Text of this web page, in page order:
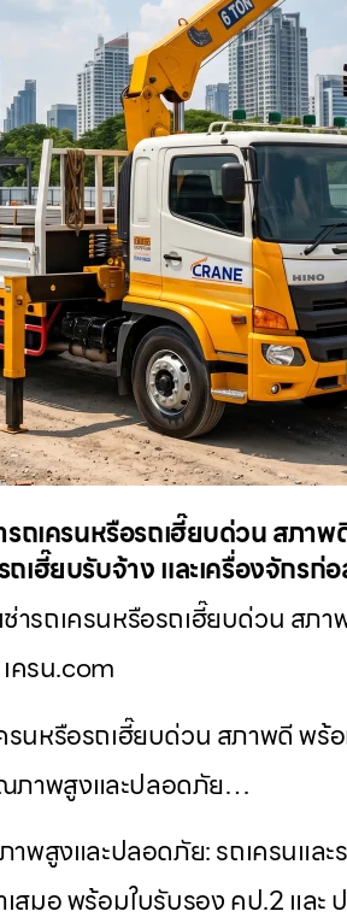
ถเครนหรือรถเฮี๊ยบด่วน สภา
เฮี๊ยบรับจ้าง และเครื่องจักรก่
รถเครนหรือรถเฮี๊ยบด่วน สภา
เครน.com
นหรือรถเฮี๊ยบด่วน สภาพดี พร้
ภาพสูงและปลอดภัย…
สูงและปลอดภัย: รถเครนแล
มอ พร้อมใบรับรอง คป.2 และ